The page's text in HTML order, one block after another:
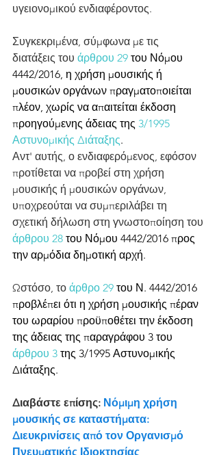
υγειονομικού ενδιαφέροντος.
Συγκεκριμένα, σύμφωνα με τις
διατάξεις του άρθρου 29 του Νόμου
4442/2016, η χρήση μουσικής ή
μουσικών οργάνων πραγματοποιείται
πλέον, χωρίς να απαιτείται έκδοση
προηγούμενης άδειας της 3/1995
Αστυνομικής Διάταξης.
Αντ' αυτής, ο ενδιαφερόμενος, εφόσον
προτίθεται να προβεί στη χρήση
μουσικής ή μουσικών οργάνων,
υποχρεούται να συμπεριλάβει τη
σχετική δήλωση στη γνωστοποίηση του
άρθρου 28 του Νόμου 4442/2016 προς
την αρμόδια δημοτική αρχή.
Ωστόσο, το άρθρο 29 του Ν. 4442/2016
προβλέπει ότι η χρήση μουσικής πέραν
του ωραρίου προϋποθέτει την έκδοση
της άδειας της παραγράφου 3 του
άρθρου 3 της 3/1995 Αστυνομικής
Διάταξης.
Διαβάστε επίσης: Νόμιμη χρήση
μουσικής σε καταστήματα:
Διευκρινίσεις από τον Οργανισμό
Πνευματικής Ιδιοκτησίας